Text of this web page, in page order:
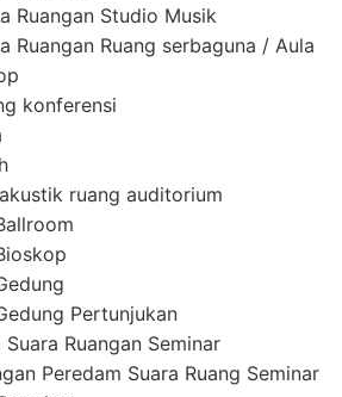
Ruangan Studio Musik
Ruangan Ruang serbaguna / Aula
konferensi
ruang auditorium
Pertunjukan
Ruangan Seminar
Peredam Suara Ruang Seminar